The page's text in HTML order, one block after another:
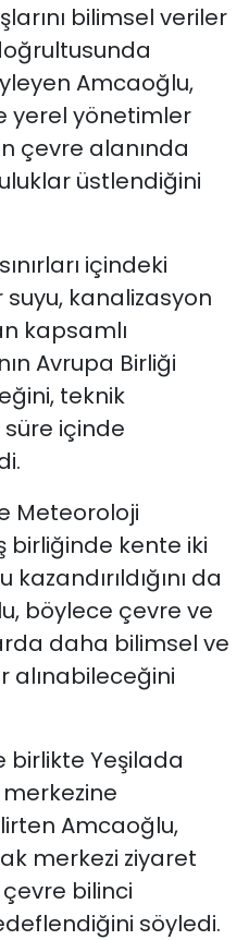
bilimsel veriler
Amcaoğlu,
yerel yönetimler
çevre alanında
üstlendiğini
içindeki
kanalizasyon
kapsamlı
Avrupa Birliği
teknik
süre içinde
Meteoroloji
birliğinde kente iki
da
böylece çevre ve
daha bilimsel ve
alınabileceğini
birlikte Yeşilada
merkezine
Amcaoğlu,
merkezi ziyaret
bilinci
söyledi.